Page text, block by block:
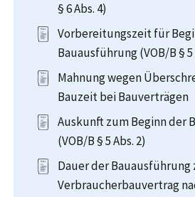
§ 6 Abs. 4)
Vorbereitungszeit für
Bauausführung (VOB/B § 5
Mahnung wegen
Bauzeit bei Bauverträgen
Auskunft zum Beginn der
(VOB/B § 5 Abs. 2)
Dauer der Bauausführung
Verbraucherbauvertrag